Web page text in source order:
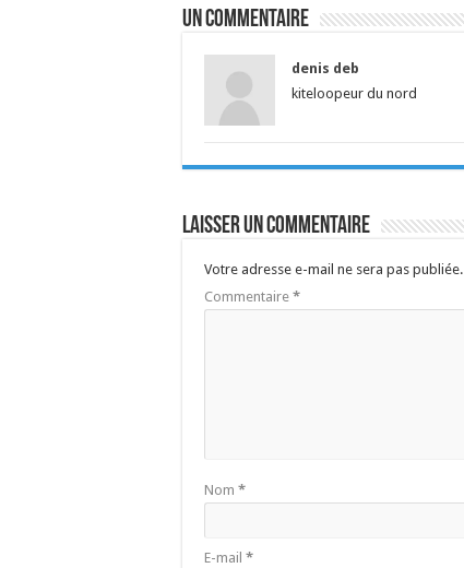
Un commentaire
denis deb
kiteloopeur du nord
Laisser un commentaire
Votre adresse e-mail ne sera pas publiée.
Commentaire *
Nom *
E-mail *